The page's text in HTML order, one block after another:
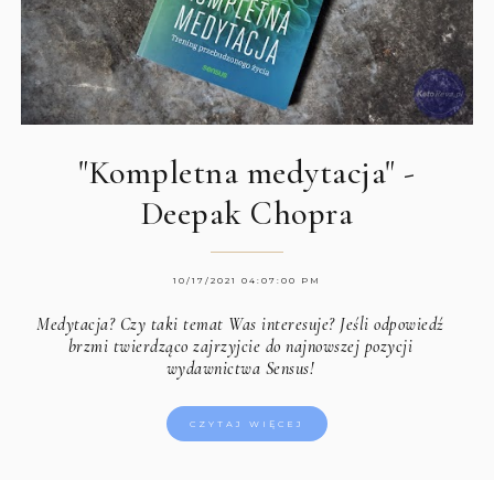
"Kompletna medytacja" -
Deepak Chopra
10/17/2021 04:07:00 PM
Medytacja? Czy taki temat Was interesuje? Jeśli odpowiedź
brzmi twierdząco zajrzyjcie do najnowszej pozycji
wydawnictwa Sensus!
CZYTAJ WIĘCEJ